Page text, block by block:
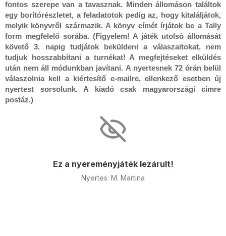
fontos szerepe van a tavasznak. Minden állomáson találtok
egy borítórészletet, a feladatotok pedig az, hogy kitaláljátok,
melyik könyvről származik. A könyv címét írjátok be a Tally
form megfelelő sorába. (Figyelem! A játék utolsó állomását
követő 3. napig tudjátok beküldeni a válaszaitokat, nem
tudjuk hosszabbítani a turnékat! A megfejtéseket elküldés
után nem áll módunkban javítani. A nyertesnek 72 órán belül
válaszolnia kell a kiértesítő e-mailre, ellenkező esetben új
nyertest sorsolunk. A kiadó csak magyarországi címre
postáz.)